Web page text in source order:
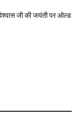
जी की जयंती पर ओल्ड